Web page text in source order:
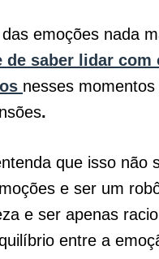
emoções nada
de saber lidar
nesses
.
que isso não
e ser um
e ser apenas
entre a